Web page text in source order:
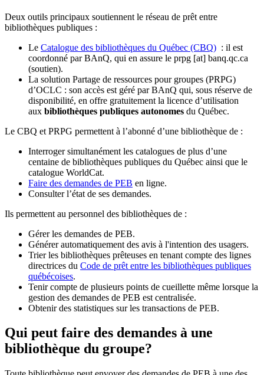
Deux outils principaux soutiennent le réseau de prêt entre
bibliothèques publiques :
Le Catalogue des bibliothèques du Québec (CBQ) : il est
coordonné par BAnQ, qui en assure le prpg [at] banq.qc.ca
(soutien).
La solution Partage de ressources pour groupes (PRPG)
d’OCLC : son accès est géré par BAnQ qui, sous réserve de
disponibilité, en offre gratuitement la licence d’utilisation
aux bibliothèques publiques autonomes du Québec.
Le CBQ et PRPG permettent à l’abonné d’une bibliothèque de :
Interroger simultanément les catalogues de plus d’une
centaine de bibliothèques publiques du Québec ainsi que le
catalogue WorldCat.
Faire des demandes de PEB en ligne.
Consulter l’état de ses demandes.
Ils permettent au personnel des bibliothèques de :
Gérer les demandes de PEB.
Générer automatiquement des avis à l'intention des usagers.
Trier les bibliothèques prêteuses en tenant compte des lignes
directrices du Code de prêt entre les bibliothèques publiques
québécoises.
Tenir compte de plusieurs points de cueillette même lorsque la
gestion des demandes de PEB est centralisée.
Obtenir des statistiques sur les transactions de PEB.
Qui peut faire des demandes à une
bibliothèque du groupe?